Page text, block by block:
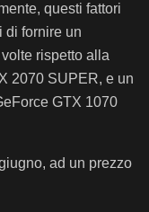
questi fattori
di fornire un
rispetto alla
2070 SUPER, e un
GTX 1070
ad un prezzo